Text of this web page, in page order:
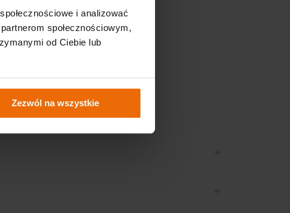
i analizować
społecznościowym,
od Ciebie lub
Zezwól na wszystkie